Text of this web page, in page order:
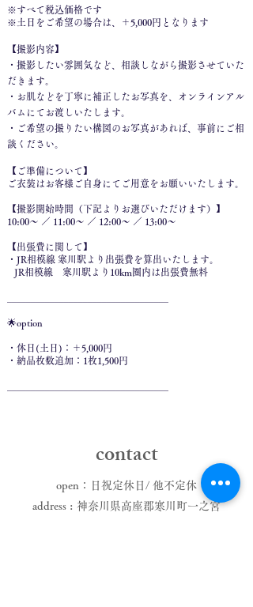
※すべて税込価格です
※土日をご希望の場合は、＋5,000円となります
【撮影内容】
・撮影したい雰囲気など、相談しながら撮影させていた
だきます。
・お肌などを丁寧に補正したお写真を、オンラインアル
バムにてお渡しいたします。
・ご希望の撮りたい構図のお写真があれば、事前にご相
談ください。
【ご準備について】
ご衣装はお客様ご自身にてご用意をお願いいたします。
【撮影開始時間（下記よりお選びいただけます）】
10:00〜 ／ 11:00〜 ／ 12:00〜 ／ 13:00〜
【出張費に関して】
​・JR相模線 寒川駅より出張費を算出いたします。
JR相模線 寒川駅より10km圏内は出張費無料
🌟option
・休日(土日)：＋5,000円
・納品枚数追加：1枚1,500円
​contact
​open：日祝定休日/ 他不定休
address : 神奈川県高座郡寒川町一之宮